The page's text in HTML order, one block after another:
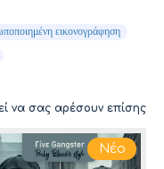
εικονογράφηση
να σας αρέσουν επίσης
Νέο